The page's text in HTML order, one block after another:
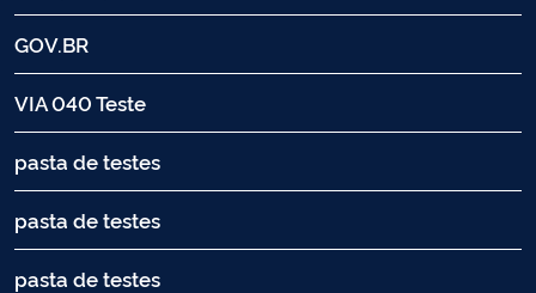
GOV.BR
VIA 040 Teste
pasta de testes
pasta de testes
pasta de testes